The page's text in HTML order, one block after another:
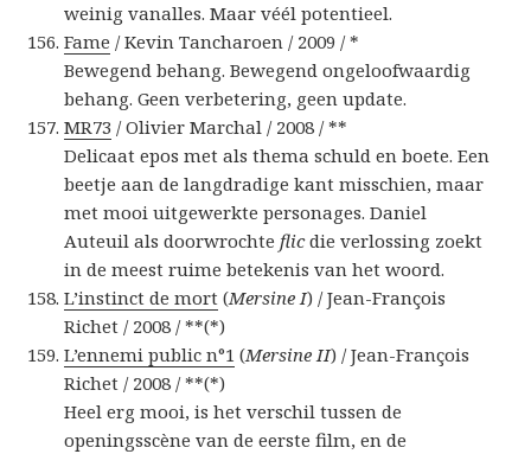
weinig vanalles. Maar véél potentieel.
Fame / Kevin Tancharoen / 2009 / *
Bewegend behang. Bewegend ongeloofwaardig
behang. Geen verbetering, geen update.
MR73 / Olivier Marchal / 2008 / **
Delicaat epos met als thema schuld en boete. Een
beetje aan de langdradige kant misschien, maar
met mooi uitgewerkte personages. Daniel
Auteuil als doorwrochteflicdie verlossing zoekt
in de meest ruime betekenis van het woord.
L’instinct de mort (Mersine I) / Jean-François
Richet / 2008 / **(*)
L’ennemi public n°1 (Mersine II) / Jean-François
Richet / 2008 / **(*)
Heel erg mooi, is het verschil tussen de
openingsscène van de eerste film, en de